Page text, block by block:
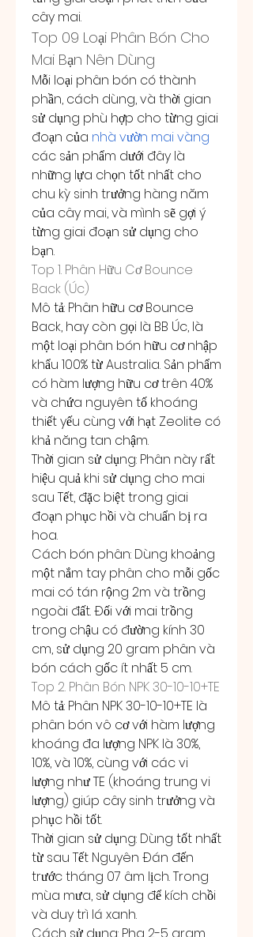
cây mai.
Top 09 Loại Phân Bón Cho
Mai Bạn Nên Dùng
Mỗi loại phân bón có thành
phần, cách dùng, và thời gian
sử dụng phù hợp cho từng giai
đoạn của nhà vườn mai vàng
các sản phẩm dưới đây là
những lựa chọn tốt nhất cho
chu kỳ sinh trưởng hàng năm
của cây mai, và mình sẽ gợi ý
từng giai đoạn sử dụng cho
bạn.
Top 1. Phân Hữu Cơ Bounce
Back (Úc)
Mô tả: Phân hữu cơ Bounce
Back, hay còn gọi là BB Úc, là
một loại phân bón hữu cơ nhập
khẩu 100% từ Australia. Sản phẩm
có hàm lượng hữu cơ trên 40%
và chứa nguyên tố khoáng
thiết yếu cùng với hạt Zeolite có
khả năng tan chậm.
Thời gian sử dụng: Phân này rất
hiệu quả khi sử dụng cho mai
sau Tết, đặc biệt trong giai
đoạn phục hồi và chuẩn bị ra
hoa.
Cách bón phân: Dùng khoảng
một nắm tay phân cho mỗi gốc
mai có tán rộng 2m và trồng
ngoài đất. Đối với mai trồng
trong chậu có đường kính 30
cm, sử dụng 20 gram phân và
bón cách gốc ít nhất 5 cm.
Top 2. Phân Bón NPK 30-10-10+TE
Mô tả: Phân NPK 30-10-10+TE là
phân bón vô cơ với hàm lượng
khoáng đa lượng NPK là 30%,
10%, và 10%, cùng với các vi
lượng như TE (khoáng trung vi
lượng) giúp cây sinh trưởng và
phục hồi tốt.
Thời gian sử dụng: Dùng tốt nhất
từ sau Tết Nguyên Đán đến
trước tháng 07 âm lịch. Trong
mùa mưa, sử dụng để kích chồi
và duy trì lá xanh.